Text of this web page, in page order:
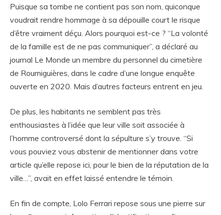
Puisque sa tombe ne contient pas son nom, quiconque
voudrait rendre hommage à sa dépouille court le risque
d’être vraiment déçu. Alors pourquoi est-ce ? “La volonté
de la famille est de ne pas communiquer”, a déclaré au
journal Le Monde un membre du personnel du cimetière
de Roumiguières, dans le cadre d’une longue enquête
ouverte en 2020. Mais d’autres facteurs entrent en jeu.
De plus, les habitants ne semblent pas très
enthousiastes à l’idée que leur ville soit associée à
l’homme controversé dont la sépulture s’y trouve. “Si
vous pouviez vous abstenir de mentionner dans votre
article qu’elle repose ici, pour le bien de la réputation de la
ville…”, avait en effet laissé entendre le témoin.
En fin de compte, Lolo Ferrari repose sous une pierre sur